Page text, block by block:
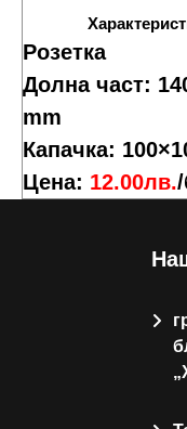
Розетка
Долна част:
mm
Капачка:
Цена: 12.00лв.